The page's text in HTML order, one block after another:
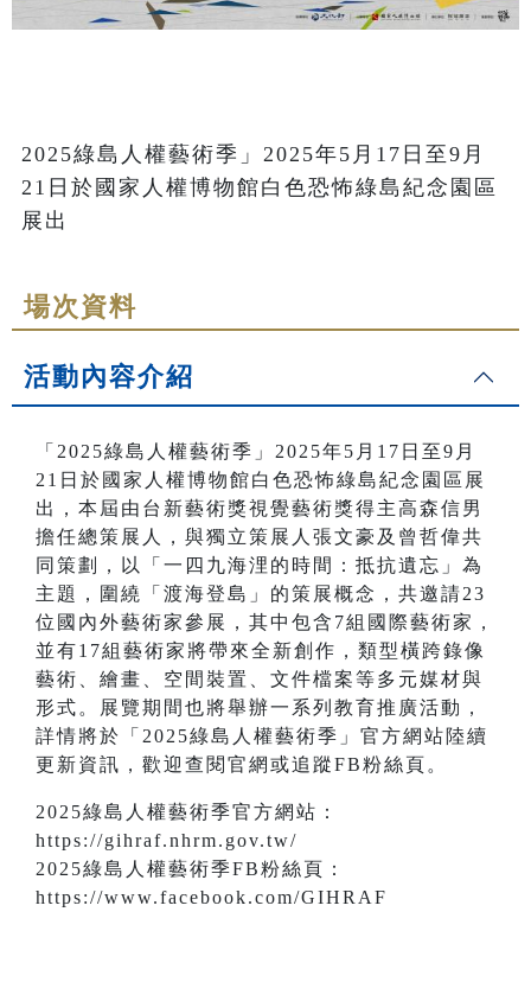
2025綠島人權藝術季」2025年5月17日至9月
21日於國家人權博物館白色恐怖綠島紀念園區
展出
場次資料
活動內容介紹
「2025綠島人權藝術季」2025年5月17日至9月
21日於國家人權博物館白色恐怖綠島紀念園區展
出，本屆由台新藝術獎視覺藝術獎得主高森信男
擔任總策展人，與獨立策展人張文豪及曾哲偉共
同策劃，以「一四九海浬的時間：抵抗遺忘」為
主題，圍繞「渡海登島」的策展概念，共邀請23
位國內外藝術家參展，其中包含7組國際藝術家，
並有17組藝術家將帶來全新創作，類型橫跨錄像
藝術、繪畫、空間裝置、文件檔案等多元媒材與
形式。展覽期間也將舉辦一系列教育推廣活動，
詳情將於「2025綠島人權藝術季」官方網站陸續
更新資訊，歡迎查閱官網或追蹤FB粉絲頁。
2025綠島人權藝術季官方網站：
https://gihraf.nhrm.gov.tw/
2025綠島人權藝術季FB粉絲頁：
https://www.facebook.com/GIHRAF